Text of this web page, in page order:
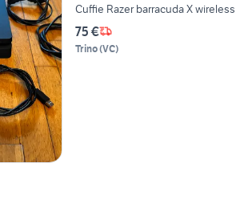
Cuffie Razer barracuda X wireless
75 €
Trino(VC)